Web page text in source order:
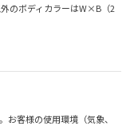
のボディカラーはW×B（2
客様の使用環境（気象、